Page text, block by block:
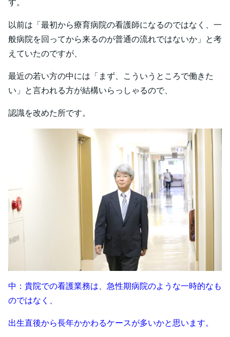
す。
以前は「最初から療育病院の看護師になるのではなく、一
般病院を回ってから来るのが普通の流れではないか」と考
えていたのですが、
最近の若い方の中には「まず、こういうところで働きた
い」と言われる方が結構いらっしゃるので、
認識を改めた所です。
中：貴院での看護業務は、急性期病院のような一時的なも
のではなく、
出生直後から長年かかわるケースが多いかと思います。